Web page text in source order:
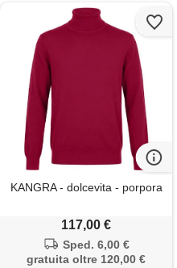
KANGRA - dolcevita - porpora
117,00 €
Sped. 6,00 €
gratuita oltre 120,00 €